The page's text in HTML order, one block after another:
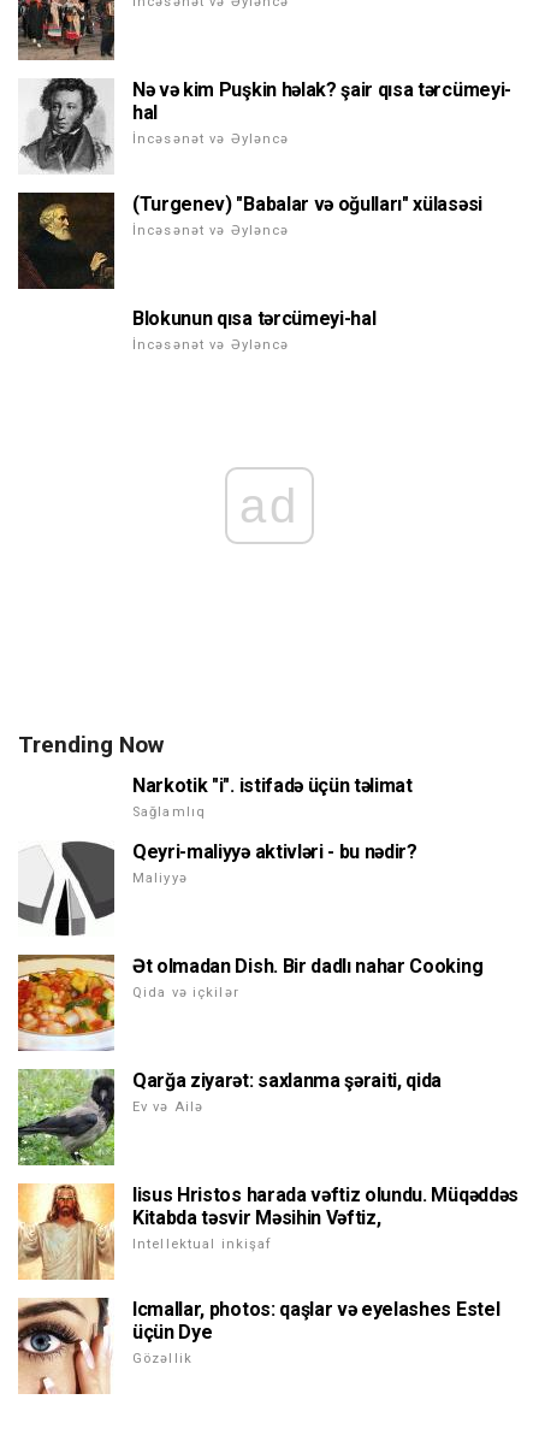
Nə və kim Puşkin həlak? şair qısa tərcümeyi-
hal
İncəsənət və Əyləncə
(Turgenev) "Babalar və oğulları" xülasəsi
İncəsənət və Əyləncə
Blokunun qısa tərcümeyi-hal
İncəsənət və Əyləncə
ad
Trending Now
Narkotik "i". istifadə üçün təlimat
Sağlamlıq
Qeyri-maliyyə aktivləri - bu nədir?
Maliyyə
Ət olmadan Dish. Bir dadlı nahar Cooking
Qida və içkilər
Qarğa ziyarət: saxlanma şəraiti, qida
Ev və Ailə
Iisus Hristos harada vəftiz olundu. Müqəddəs
Kitabda təsvir Məsihin Vəftiz,
Intellektual inkişaf
Icmallar, photos: qaşlar və eyelashes Estel
üçün Dye
Gözəllik